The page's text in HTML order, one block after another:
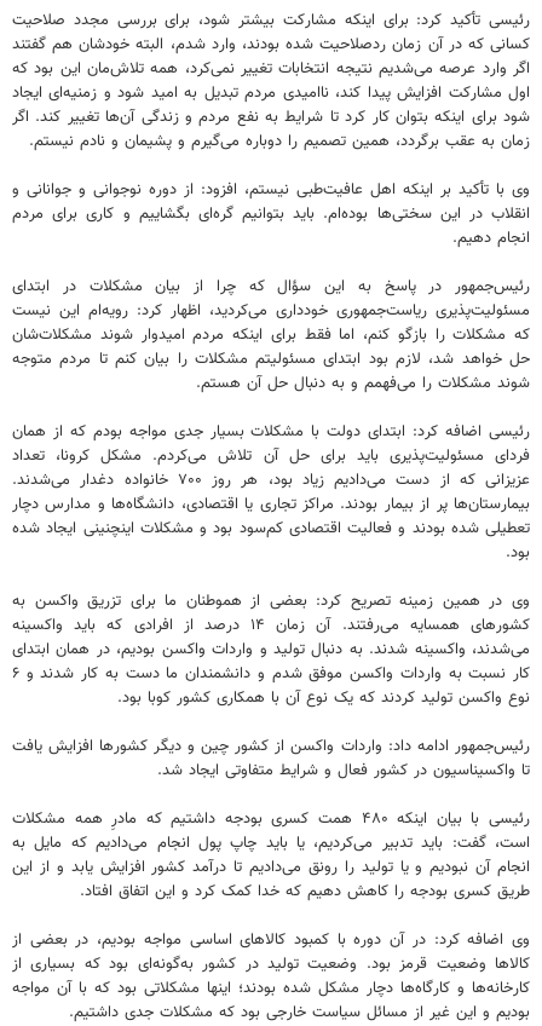
رئیسی تأکید کرد: برای اینکه مشارکت بیشتر شود، برای بررسی مجدد صلاحیت
کسانی که در آن زمان ردصلاحیت شده بودند، وارد شدم، البته خودشان هم گفتند
اگر وارد عرصه می‌شدیم نتیجه انتخابات تغییر نمی‌کرد، همه تلاش‌مان این بود که
اول مشارکت افزایش پیدا کند، ناامیدی مردم تبدیل به امید شود و زمنیه‌ای ایجاد
شود برای اینکه بتوان کار کرد تا شرایط به نفع مردم و زندگی آن‌ها تغییر کند. اگر
زمان به عقب برگردد، همین تصمیم را دوباره می‌گیرم و پشیمان و نادم نیستم.
وی با تأکید بر اینکه اهل عافیت‌طبی نیستم، افزود: از دوره نوجوانی و جوانانی و
انقلاب در این سختی‌ها بوده‌ام. باید بتوانیم گره‌ای بگشاییم و کاری برای مردم
انجام دهیم.
رئیس‌جمهور در پاسخ به این سؤال که چرا از بیان مشکلات در ابتدای
مسئولیت‌پذیری ریاست‌جمهوری خودداری می‌کردید، اظهار کرد: رویه‌ام این نیست
که مشکلات را بازگو کنم، اما فقط برای اینکه مردم امیدوار شوند مشکلات‌شان
حل خواهد شد، لازم بود ابتدای مسئولیتم مشکلات را بیان کنم تا مردم متوجه
شوند مشکلات را می‌فهمم و به دنبال حل آن هستم.
رئیسی اضافه کرد: ابتدای دولت با مشکلات بسیار جدی مواجه بودم که از همان
فردای مسئولیت‌پذیری باید برای حل آن تلاش می‌کردم. مشکل کرونا، تعداد
عزیزانی که از دست می‌دادیم زیاد بود، هر روز ۷۰۰ خانواده دغدار می‌شدند.
بیمارستان‌ها پر از بیمار بودند. مراکز تجاری یا اقتصادی، دانشگاه‌ها و مدارس دچار
تعطیلی شده بودند و فعالیت اقتصادی کم‌سود بود و مشکلات اینچنینی ایجاد شده
بود.
وی در همین زمینه تصریح کرد: بعضی از هموطنان ما برای تزریق واکسن به
کشورهای همسایه می‌رفتند. آن زمان ۱۴ درصد از افرادی که باید واکسینه
می‌شدند، واکسینه شدند. به دنبال تولید و واردات واکسن بودیم، در همان ابتدای
کار نسبت به واردات واکسن موفق شدم و دانشمندان ما دست به کار شدند و ۶
نوع واکسن تولید کردند که یک نوع آن با همکاری کشور کوبا بود.
رئیس‌جمهور ادامه داد: واردات واکسن از کشور چین و دیگر کشورها افزایش یافت
تا واکسیناسیون در کشور فعال و شرایط متفاوتی ایجاد شد.
رئیسی با بیان اینکه ۴۸۰ همت کسری بودجه داشتیم که مادرِ همه مشکلات
است، گفت: باید تدبیر می‌کردیم، یا باید چاپ پول انجام می‌دادیم که مایل به
انجام آن نبودیم و یا تولید را رونق می‌دادیم تا درآمد کشور افزایش یابد و از این
طریق کسری بودجه را کاهش دهیم که خدا کمک کرد و این اتفاق افتاد.
وی اضافه کرد: در آن دوره با کمبود کالاهای اساسی مواجه بودیم، در بعضی از
کالاها وضعیت قرمز بود. وضعیت تولید در کشور به‌گونه‌ای بود که بسیاری از
کارخانه‌ها و کارگاه‌ها دچار مشکل شده بودند؛ اینها مشکلاتی بود که با آن مواجه
بودیم و این غیر از مسائل سیاست خارجی بود که مشکلات جدی داشتیم.